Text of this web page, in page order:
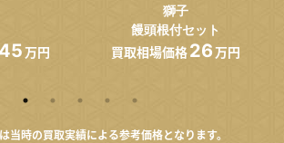
45万円
獅子
饅頭根付セット
買取相場価格 26万円
当時の買取実績による参考価格となります。